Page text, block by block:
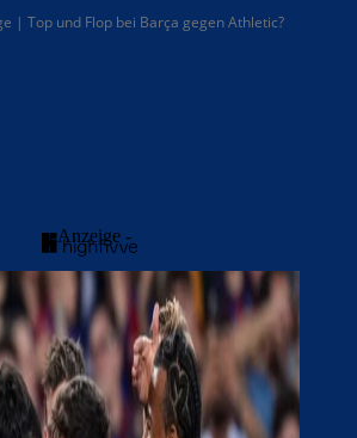
| Top und Flop bei Barça gegen Athletic?
- Anzeige -